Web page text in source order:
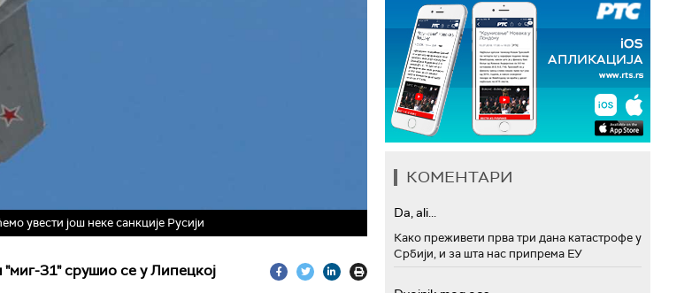
увести још неке санкције Русији
31" срушио се у Липецкој
КОМЕНТАРИ
Da, ali...
Како преживети прва три дана катастрофе у
Србији, и за шта нас припрема ЕУ